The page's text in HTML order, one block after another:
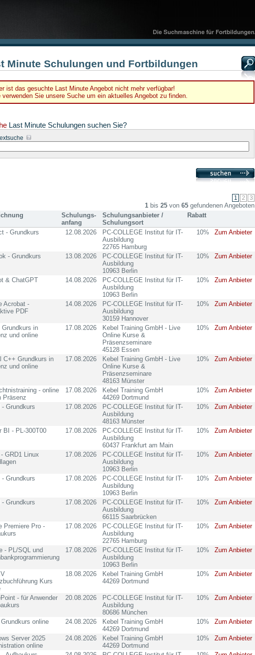
Minute Schulungen und Fortbildungen
ist das gesuchte Last Minute Angebot nicht mehr verfügbar!
verwenden Sie unsere Suche um ein aktuelles Angebot zu finden.
Last Minute Schulungen suchen Sie?
1 bis 25 von 65 gefundenen Angeboten
Schulungs-
anfang
Schulungsanbieter /
Schulungsort
Rabatt
- Grundkurs 12.08.2026
PC-COLLEGE Institut für IT-
Ausbildung
22765 Hamburg
10% Zum Anbieter
- Grundkurs 13.08.2026
PC-COLLEGE Institut für IT-
Ausbildung
10963 Berlin
10% Zum Anbieter
& ChatGPT 14.08.2026
PC-COLLEGE Institut für IT-
Ausbildung
10963 Berlin
10% Zum Anbieter
Acrobat -
PDF
14.08.2026
PC-COLLEGE Institut für IT-
Ausbildung
30159 Hannover
10% Zum Anbieter
Grundkurs in
und online
17.08.2026
Kebel Training GmbH - Live
Online Kurse &
Präsenzseminare
45128 Essen
10% Zum Anbieter
C++ Grundkurs in
und online
17.08.2026
Kebel Training GmbH - Live
Online Kurse &
Präsenzseminare
48163 Münster
10% Zum Anbieter
- online
Präsenz
17.08.2026
Kebel Training GmbH
44269 Dortmund
10% Zum Anbieter
- Grundkurs 17.08.2026
PC-COLLEGE Institut für IT-
Ausbildung
48163 Münster
10% Zum Anbieter
BI - PL-300T00 17.08.2026
PC-COLLEGE Institut für IT-
Ausbildung
60437 Frankfurt am Main
10% Zum Anbieter
GRD1 Linux
17.08.2026
PC-COLLEGE Institut für IT-
Ausbildung
10963 Berlin
10% Zum Anbieter
- Grundkurs 17.08.2026
PC-COLLEGE Institut für IT-
Ausbildung
10963 Berlin
10% Zum Anbieter
- Grundkurs 17.08.2026
PC-COLLEGE Institut für IT-
Ausbildung
66115 Saarbrücken
10% Zum Anbieter
Premiere Pro -
17.08.2026
PC-COLLEGE Institut für IT-
Ausbildung
22765 Hamburg
10% Zum Anbieter
- PL/SQL und
17.08.2026
PC-COLLEGE Institut für IT-
Ausbildung
10963 Berlin
10% Zum Anbieter
Kurs
18.08.2026
Kebel Training GmbH
44269 Dortmund
10% Zum Anbieter
- für Anwender
20.08.2026
PC-COLLEGE Institut für IT-
Ausbildung
80686 München
10% Zum Anbieter
Grundkurs online 24.08.2026
Kebel Training GmbH
44269 Dortmund
10% Zum Anbieter
Server 2025
online
24.08.2026
Kebel Training GmbH
44269 Dortmund
10% Zum Anbieter